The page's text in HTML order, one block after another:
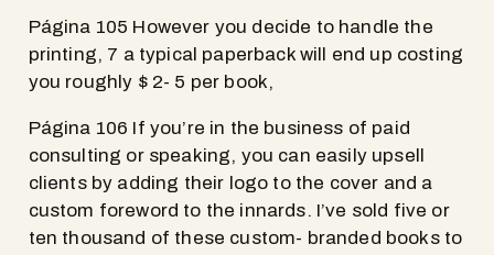
Página 105 However you decide to handle the
printing, 7 a typical paperback will end up costing
you roughly $ 2- 5 per book,
Página 106 If you’re in the business of paid
consulting or speaking, you can easily upsell
clients by adding their logo to the cover and a
custom foreword to the innards. I’ve sold five or
ten thousand of these custom- branded books to